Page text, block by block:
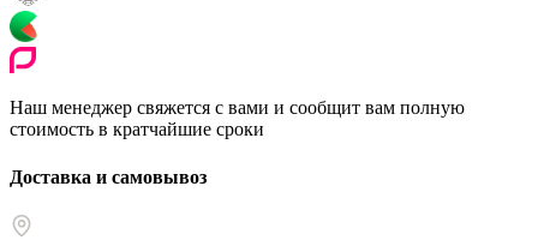
Наш менеджер свяжется с вами и сообщит вам полную
стоимость в кратчайшие сроки
Доставка и самовывоз